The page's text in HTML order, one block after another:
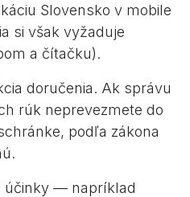
Slovensko v mobile
si však vyžaduje
a čítačku).
doručenia. Ak správu
rúk neprevezmete do
podľa zákona
účinky — napríklad